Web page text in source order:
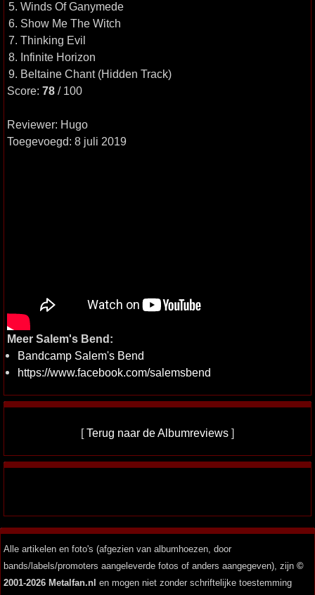
5. Winds Of Ganymede
6. Show Me The Witch
7. Thinking Evil
8. Infinite Horizon
9. Beltaine Chant (Hidden Track)
Score: 78 / 100
Reviewer: Hugo
Toegevoegd: 8 juli 2019
Meer Salem's Bend:
Bandcamp Salem's Bend
https://www.facebook.com/salemsbend
[Terug naar de Albumreviews ]
Alle artikelen en foto's (afgezien van albumhoezen, door
bands/labels/promoters aangeleverde fotos of anders aangegeven), zijn ©
2001-2026 Metalfan.nl en mogen niet zonder schriftelijke toestemming